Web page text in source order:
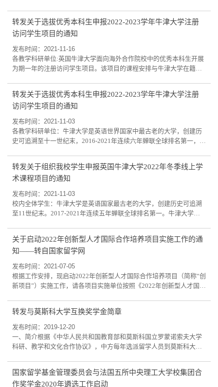
国立大学、南洋理工大学和新加坡科技设计大学学习，攻读博士学
位。现将有关事项通知如下：一、奖学金内容新方承诺，奖学金包含
学习阶段全额学费和生活费用，无服务期限...
转发关于选拔优秀本科生申报2022-2023学年牛津大学注册
访问学生项目的通知
发布时间：2021-11-16
各教学科研单位:英国牛津大学面向海外合作院校中的优秀本科生开展
为期一年的注册访问学生项目。该项目的课程安排与牛津大学在籍学
学的所有设施（如图书馆、校内网系统等），访问学习结束后将自动
成为牛津大学接收学院的终身校友（项目简介请详见附件1）。现面向
各教学科研单位组织推荐优秀本科生...
转发关于选拔优秀本科生申报2022-2023学年牛津大学注册
访问学生项目的通知
发布时间：2021-11-03
各教学科研单位：牛津大学是英语世界国家中最古老的大学，创建历
史可追溯至十一世纪末，2016-2021年连续六年蝉联全球排名第一，是
士，于诸多领域引领着世界最前沿的科学研究。牛津大学访问学生项
目是面向其海外合作院校中的优秀本科生开展的为期一年的交流学习
项目。课程安排将与牛津大学正式学生...
转发关于组织我校学生申报英国牛津大学2022年冬季线上学
术课程项目的通知
发布时间：2021-11-03
校内全体学生：牛津大学是英语国家最古老的大学，创建历史可追溯
至11世纪末。2017-2021年连续五年蝉联全球排名第一。牛津大学拥
领袖，包括6位英国国王、28 位英国首相、多位外国政府首脑、50余
位诺贝尔奖获得者和一大批世界著名的文学家和科学家，在诸多领域
引领着世界最前沿的科学研究。牛津大学20...
关于启动2022年创新型人才国际合作培养项目实施工作的通
知——转自国家留学网
发布时间：2021-07-05
根据工作安排，现启动2022年创新型人才国际合作培养项目（简称“创
新项目”）实施工作，请各项目实施单位按照《2022年创新型人才国际
安排如下：-2021年9月底前：项目实施单位组织开展单位内部创新项
目宣传和选拔，确定2022年拟推荐申报项目。-2021年10月1日至20
日：2022年度项目网上申报。-2022年1...
转发与莫斯科大学互换奖学金简章
发布时间：2019-12-20
一、简介根据《中华人民共和国教育部和莫斯科国立罗蒙诺索夫大学
科研、教学和文化合作协议》，中方每年选派留学人员到莫斯科大学
外攻读硕士学位研究生：2人2．选派类别及留学期限访问学者：3-10
个月联合培养博士研究生：6-10个月赴国外攻读博士学位研究生：36-
国家留学基金管理委员会与法国五所中央理工大学校集团合
作奖学金2020年遴选工作启动